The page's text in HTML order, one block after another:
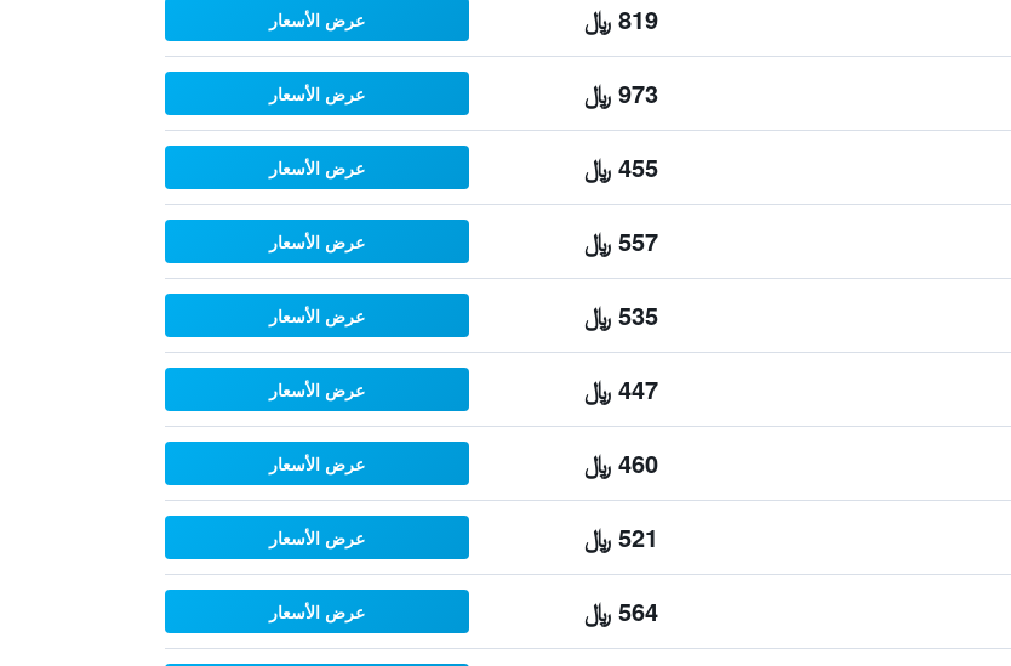
819 ﷼ عرض الأسعار
973 ﷼ عرض الأسعار
455 ﷼ عرض الأسعار
557 ﷼ عرض الأسعار
535 ﷼ عرض الأسعار
447 ﷼ عرض الأسعار
460 ﷼ عرض الأسعار
521 ﷼ عرض الأسعار
564 ﷼ عرض الأسعار